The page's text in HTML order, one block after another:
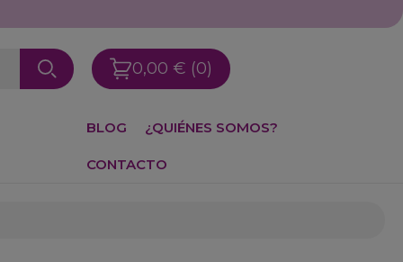
0,00 € (0)
BLOG ¿QUIÉNES SOMOS?
CONTACTO